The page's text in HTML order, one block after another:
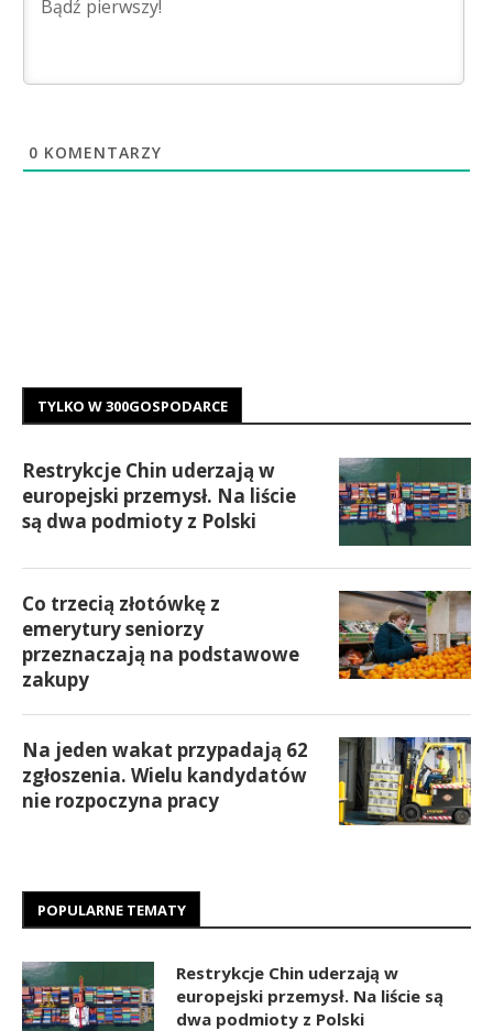
0 KOMENTARZY
TYLKO W 300GOSPODARCE
Restrykcje Chin uderzają w
europejski przemysł. Na liście
są dwa podmioty z Polski
Co trzecią złotówkę z
emerytury seniorzy
przeznaczają na podstawowe
zakupy
Na jeden wakat przypadają 62
zgłoszenia. Wielu kandydatów
nie rozpoczyna pracy
POPULARNE TEMATY
Restrykcje Chin uderzają w
europejski przemysł. Na liście są
dwa podmioty z Polski